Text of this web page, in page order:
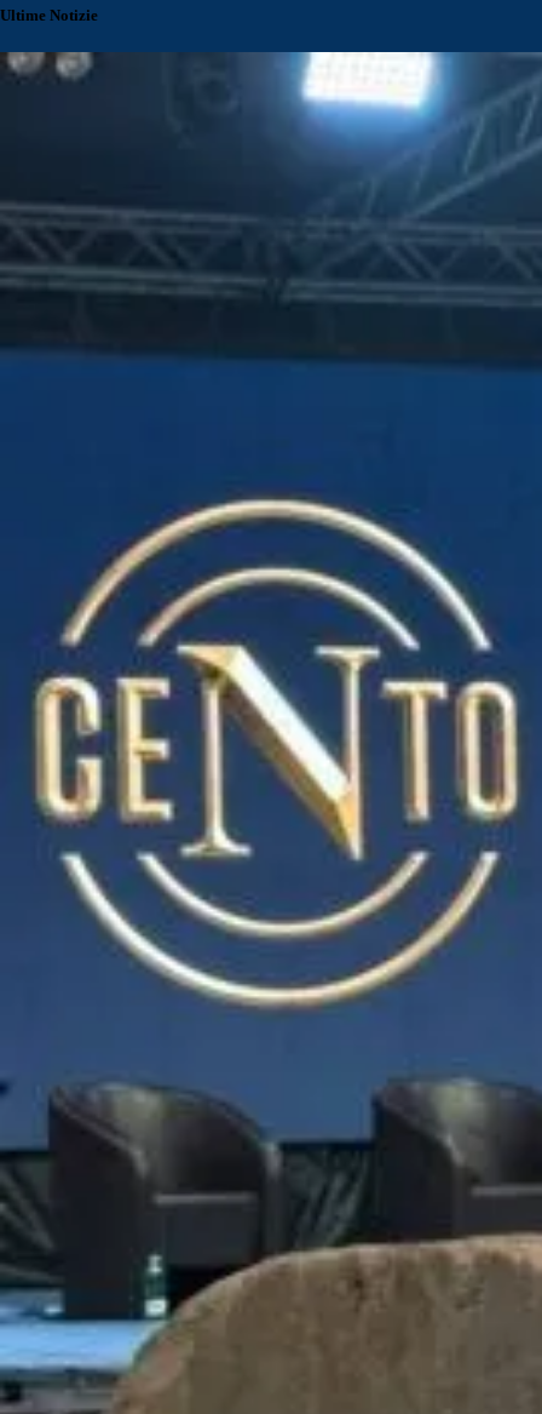
Ultime Notizie